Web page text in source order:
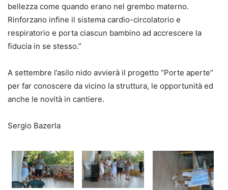
bellezza come quando erano nel grembo materno.
Rinforzano infine il sistema cardio-circolatorio e
respiratorio e porta ciascun bambino ad accrescere la
fiducia in se stesso.”
A settembre l’asilo nido avvierà il progetto “Porte aperte”
per far conoscere da vicino la struttura, le opportunità ed
anche le novità in cantiere.
Sergio Bazerla